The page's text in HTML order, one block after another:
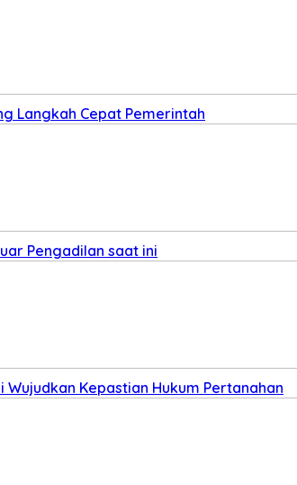
Langkah Cepat Pemerintah
Pengadilan saat ini
Kepastian Hukum Pertanahan